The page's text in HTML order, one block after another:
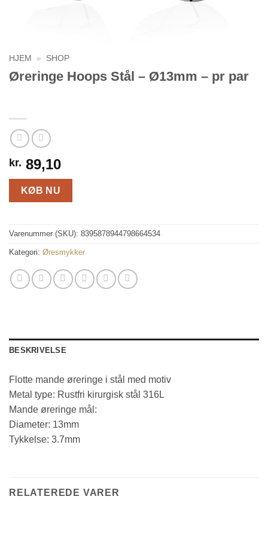
HJEM » SHOP
Øreringe Hoops Stål – Ø13mm – pr par
kr. 89,10
KØB NU
Varenummer (SKU): 8395878944798664534
Kategori: Øresmykker
BESKRIVELSE
Flotte mande øreringe i stål med motiv
Metal type: Rustfri kirurgisk stål 316L
Mande øreringe mål:
Diameter: 13mm
Tykkelse: 3.7mm
RELATEREDE VARER